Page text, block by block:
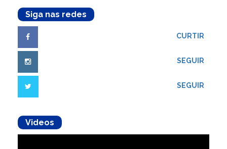
Siga nas redes
CURTIR
SEGUIR
SEGUIR
Videos